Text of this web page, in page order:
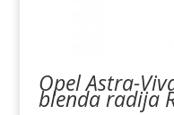
Opel Astra-
blenda radija